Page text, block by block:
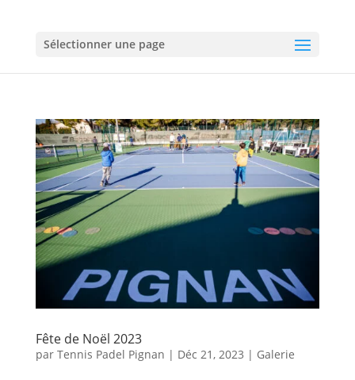
Sélectionner une page
Fête de Noël 2023
par Tennis Padel Pignan | Déc 21, 2023 | Galerie